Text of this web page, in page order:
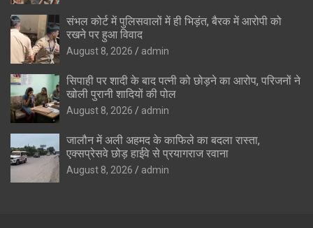
संभल कोर्ट में पुलिसवालों में ही भिड़ंत, बैरक में आरोपी को
रखने पर हुआ विवाद
August 8, 2026 admin
सिपाही पर शादी के बाद पत्नी को छोड़ने का आरोप, परिजनों ने
खोली पुरानी शादियों की पोल
August 8, 2026 admin
जालौन में अली अहमद के काफिले का बदला रास्ता,
एक्सप्रेसवे छोड़ हाईवे से प्रयागराज रवाना
August 8, 2026 admin